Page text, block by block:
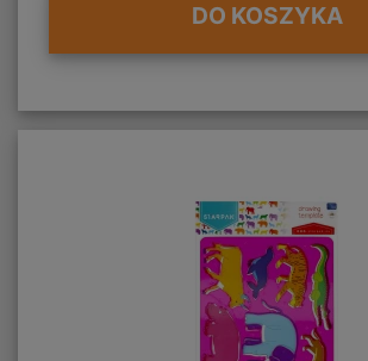
DO KOSZYKA